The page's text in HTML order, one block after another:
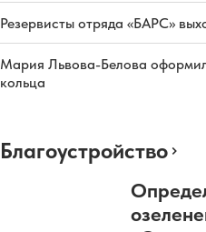
Резервисты отряда «БАРС»
Мария Львова-Белова
кольца
Благоустройство